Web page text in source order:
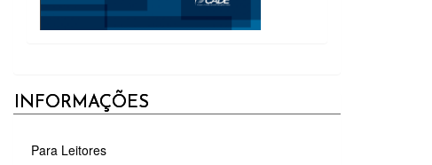
INFORMAÇÕES
Para Leitores